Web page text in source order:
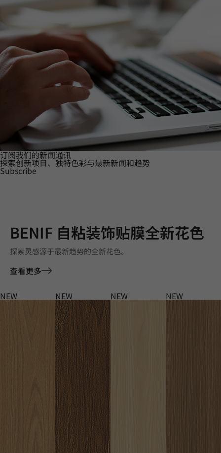
订阅我们的新闻通讯
探索创新项目、独特色彩与最新新闻和趋势
Subscribe
BENIF 自粘装饰贴膜全新花色
探索灵感源于最新趋势的全新花色。
查看更多
NEW NEW NEW NEW